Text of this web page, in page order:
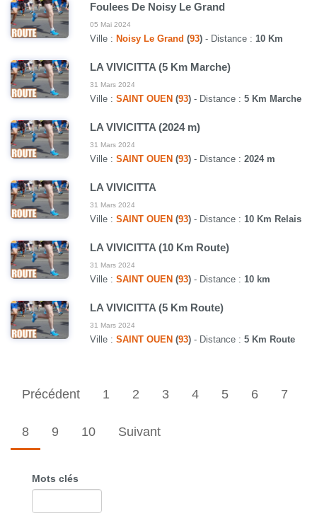
Foulees De Noisy Le Grand
05 Mai 2024
Ville : Noisy Le Grand (93) - Distance : 10 Km
LA VIVICITTA (5 Km Marche)
31 Mars 2024
Ville : SAINT OUEN (93) - Distance : 5 Km Marche
LA VIVICITTA (2024 m)
31 Mars 2024
Ville : SAINT OUEN (93) - Distance : 2024 m
LA VIVICITTA
31 Mars 2024
Ville : SAINT OUEN (93) - Distance : 10 Km Relais
LA VIVICITTA (10 Km Route)
31 Mars 2024
Ville : SAINT OUEN (93) - Distance : 10 km
LA VIVICITTA (5 Km Route)
31 Mars 2024
Ville : SAINT OUEN (93) - Distance : 5 Km Route
Précédent 1 2 3 4 5 6 7
8 9 10 Suivant
Mots clés